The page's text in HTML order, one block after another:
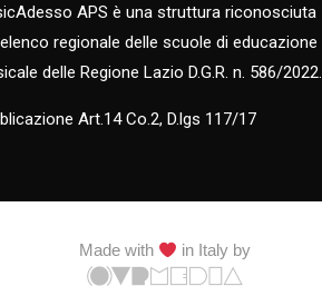
APS è una struttura riconosciuta
regionale delle scuole di educazione
delle Regione Lazio D.G.R. n. 586/2022.
Art.14 Co.2, D.lgs 117/17
Made with in Italy by